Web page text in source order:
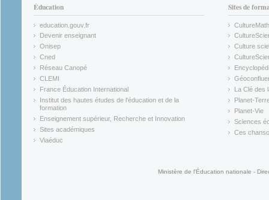
Éducation
education.gouv.fr
(link is external)
Devenir enseignant
(link is external)
Onisep
(link is external)
Cned
(link is external)
Réseau Canopé
(link is external)
CLEMI
(link is external)
France Éducation International
(link is external)
Institut des hautes études de l'éducation et de la
formation
(link is external)
Enseignement supérieur, Recherche et Innovation
(link is external)
Sites académiques
(link is external)
Viaéduc
Sites de
CultureMath
(link is
(link is
Culture
(link is
(link is
(link is
La Clé des
(link is
Planet-
(link is
Planet-Vie
(link is
Sciences
(link is
Ces
Ministère de l'Éducation nationale -